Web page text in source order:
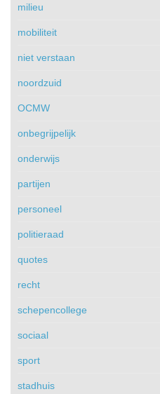
milieu
mobiliteit
niet verstaan
noordzuid
OCMW
onbegrijpelijk
onderwijs
partijen
personeel
politieraad
quotes
recht
schepencollege
sociaal
sport
stadhuis